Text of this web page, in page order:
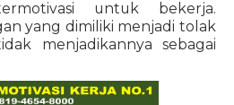
untuk bekerja.
yang dimiliki menjadi tolak
menjadikannya sebagai